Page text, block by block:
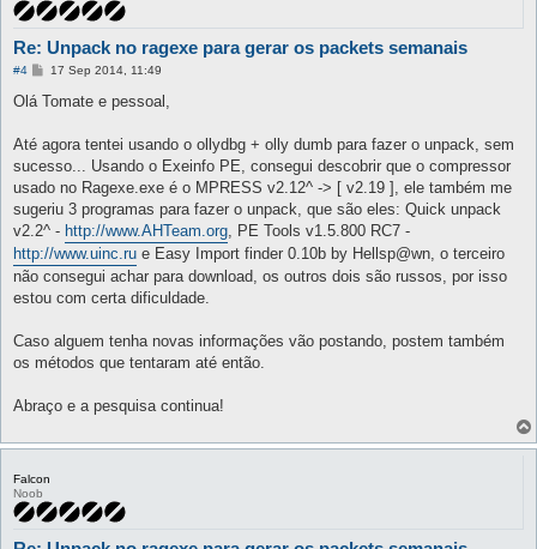
Re: Unpack no ragexe para gerar os packets semanais
#4
P
s
17 Sep 2014, 11:49
Olá Tomate e pessoal,
Até agora tentei usando o ollydbg + olly dumb para fazer o unpack, sem
sucesso... Usando o Exeinfo PE, consegui descobrir que o compressor
usado no Ragexe.exe é o MPRESS v2.12^ -> [ v2.19 ], ele também me
sugeriu 3 programas para fazer o unpack, que são eles: Quick unpack
v2.2^ - http://www.AHTeam.org, PE Tools v1.5.800 RC7 -
http://www.uinc.ru e Easy Import finder 0.10b by Hellsp@wn, o terceiro
não consegui achar para download, os outros dois são russos, por isso
estou com certa dificuldade.
Caso alguem tenha novas informações vão postando, postem também
os métodos que tentaram até então.
Abraço e a pesquisa continua!
Falcon
Noob